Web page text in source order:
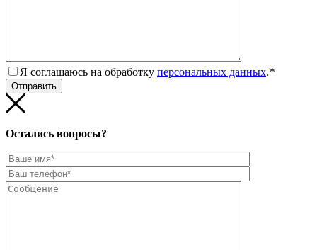
Я соглашаюсь на обработку персональных данных.*
Остались вопросы?